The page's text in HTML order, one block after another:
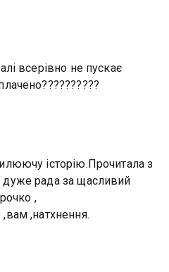
всерівно не пускає
історію.Прочитала з
рада за щасливий
,
,натхнення.